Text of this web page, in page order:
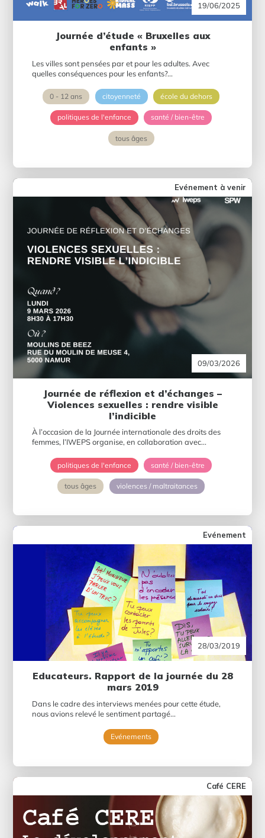
19/06/2025
Journée d’étude « Bruxelles aux
enfants »
Les villes sont pensées par et pour les adultes. Avec
quelles conséquences pour les enfants?...
0 - 12 ans citoyenneté école du dehors
politiques de l'enfance santé / bien-être
tous âges
Evénement à venir
09/03/2026
Journée de réflexion et d’échanges –
Violences sexuelles : rendre visible
l’indicible
À l’occasion de la Journée internationale des droits des
femmes, l’IWEPS organise, en collaboration avec...
politiques de l'enfance santé / bien-être
tous âges violences / maltraitances
Evénement
28/03/2019
Educateurs. Rapport de la journée du 28
mars 2019
Dans le cadre des interviews menées pour cette étude,
nous avions relevé le sentiment partagé...
Evénements
Café CERE